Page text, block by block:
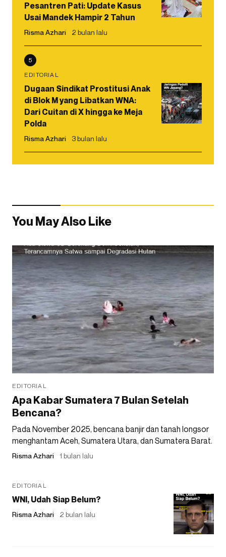
Pesantren Pati: Update Kasus
Usai Mandek Hampir 2 Tahun
Risma Azhari 2 bulan lalu
5
EDITORIAL
Dugaan Sindikat Prostitusi Anak
di Blok M yang Libatkan WNA:
Dari Cuitan di X hingga ke Meja
Polda
Risma Azhari 3 bulan lalu
You May Also Like
EDITORIAL
Apa Kabar Sumatera 7 Bulan Setelah
Bencana?
Pada November 2025, bencana banjir dan tanah longsor
menghantam Aceh, Sumatera Utara, dan Sumatera Barat.
Risma Azhari 1 bulan lalu
EDITORIAL
WNI, Udah Siap Belum?
Risma Azhari 2 bulan lalu